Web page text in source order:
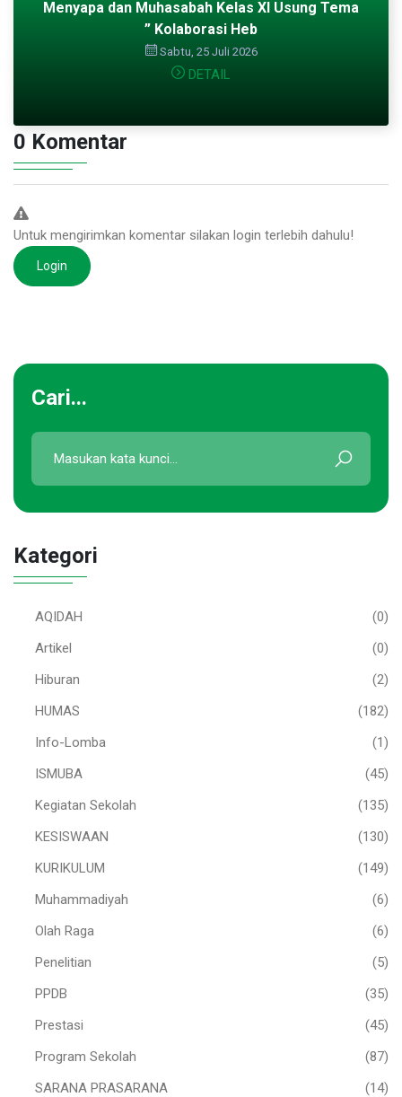
Menyapa dan Muhasabah Kelas XI Usung Tema
” Kolaborasi Heb
Sabtu, 25 Juli 2026
DETAIL
0 Komentar
Untuk mengirimkan komentar silakan login terlebih dahulu!
Login
Cari...
Kategori
AQIDAH
(0)
Artikel
(0)
Hiburan
(2)
HUMAS
(182)
Info-Lomba
(1)
ISMUBA
(45)
Kegiatan Sekolah
(135)
KESISWAAN
(130)
KURIKULUM
(149)
Muhammadiyah
(6)
Olah Raga
(6)
Penelitian
(5)
PPDB
(35)
Prestasi
(45)
Program Sekolah
(87)
SARANA PRASARANA
(14)